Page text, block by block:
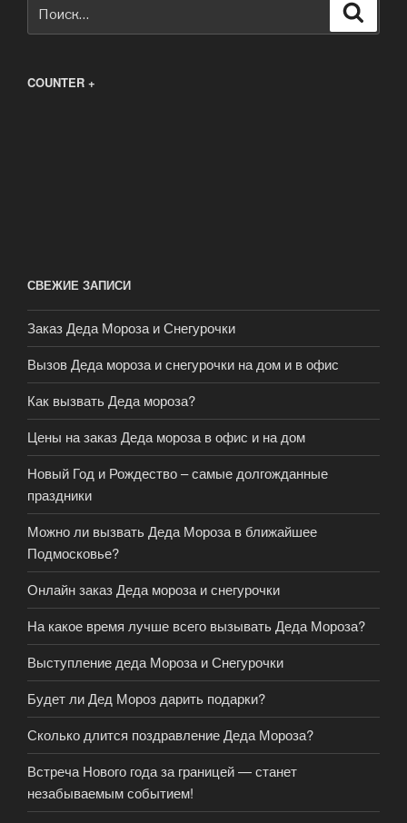
COUNTER +
СВЕЖИЕ ЗАПИСИ
Заказ Деда Мороза и Снегурочки
Вызов Деда мороза и снегурочки на дом и в офис
Как вызвать Деда мороза?
Цены на заказ Деда мороза в офис и на дом
Новый Год и Рождество – самые долгожданные
праздники
Можно ли вызвать Деда Мороза в ближайшее
Подмосковье?
Онлайн заказ Деда мороза и снегурочки
На какое время лучше всего вызывать Деда Мороза?
Выступление деда Мороза и Снегурочки
Будет ли Дед Мороз дарить подарки?
Сколько длится поздравление Деда Мороза?
Встреча Нового года за границей — станет
незабываемым событием!